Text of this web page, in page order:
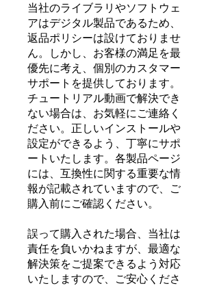
当社のライブラリやソフトウェ
アはデジタル製品であるため、
返品ポリシーは設けておりませ
ん。しかし、お客様の満足を最
優先に考え、個別のカスタマー
サポートを提供しております。
チュートリアル動画で解決でき
ない場合は、お気軽にご連絡く
ださい。正しいインストールや
設定ができるよう、丁寧にサポ
ートいたします。各製品ページ
には、互換性に関する重要な情
報が記載されていますので、ご
購入前にご確認ください。
誤って購入された場合、当社は
責任を負いかねますが、最適な
解決策をご提案できるよう対応
いたしますので、ご安心くださ